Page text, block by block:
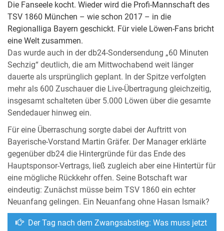
Die Fanseele kocht. Wieder wird die Profi-Mannschaft des
TSV 1860 München – wie schon 2017 – in die
Regionalliga Bayern geschickt. Für viele Löwen-Fans bricht
eine Welt zusammen.
Das wurde auch in der db24-Sondersendung „60 Minuten
Sechzig“ deutlich, die am Mittwochabend weit länger
dauerte als ursprünglich geplant. In der Spitze verfolgten
mehr als 600 Zuschauer die Live-Übertragung gleichzeitig,
insgesamt schalteten über 5.000 Löwen über die gesamte
Sendedauer hinweg ein.
Für eine Überraschung sorgte dabei der Auftritt von
Bayerische-Vorstand Martin Gräfer. Der Manager erklärte
gegenüber db24 die Hintergründe für das Ende des
Hauptsponsor-Vertrags, ließ zugleich aber eine Hintertür für
eine mögliche Rückkehr offen. Seine Botschaft war
eindeutig: Zunächst müsse beim TSV 1860 ein echter
Neuanfang gelingen. Ein Neuanfang ohne Hasan Ismaik?
Der Tag nach dem Zwangsabstieg: Was muss jetzt